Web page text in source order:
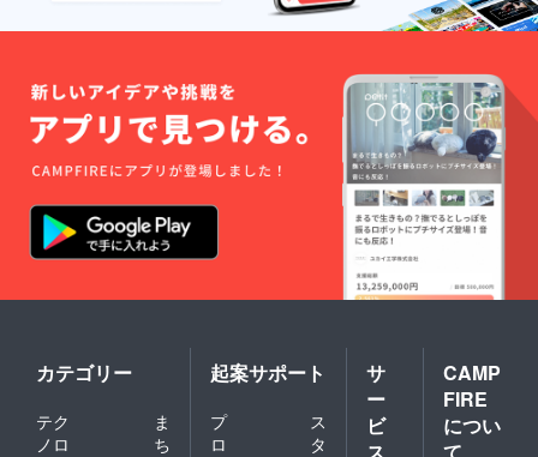
カテゴリー
テク
ノロ
ま
ち
起案サポート
プ
ロ
ス
タ
サ
ー
ビ
CAMP
FIRE
につい